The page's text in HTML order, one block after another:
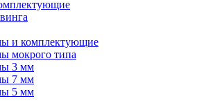
и комплектующие
мокрого типа
3 мм
7 мм
5 мм